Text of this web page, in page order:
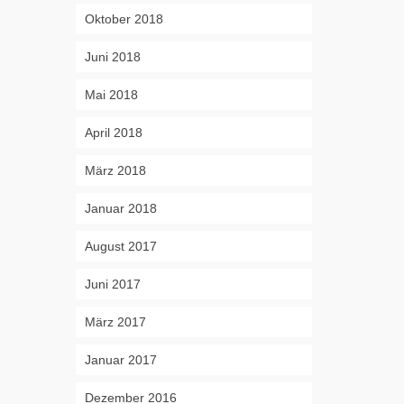
Oktober 2018
Juni 2018
Mai 2018
April 2018
März 2018
Januar 2018
August 2017
Juni 2017
März 2017
Januar 2017
Dezember 2016